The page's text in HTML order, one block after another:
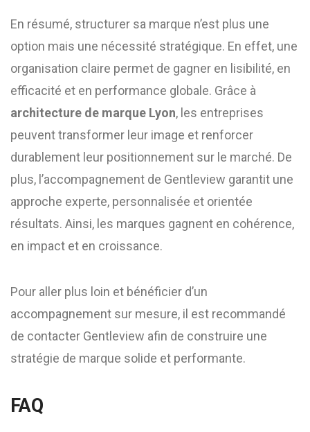
En résumé, structurer sa marque n’est plus une
option mais une nécessité stratégique. En effet, une
organisation claire permet de gagner en lisibilité, en
efficacité et en performance globale. Grâce à
architecture de marque Lyon, les entreprises
peuvent transformer leur image et renforcer
durablement leur positionnement sur le marché. De
plus, l’accompagnement de Gentleview garantit une
approche experte, personnalisée et orientée
résultats. Ainsi, les marques gagnent en cohérence,
en impact et en croissance.
Pour aller plus loin et bénéficier d’un
accompagnement sur mesure, il est recommandé
de contacter Gentleview afin de construire une
stratégie de marque solide et performante.
FAQ